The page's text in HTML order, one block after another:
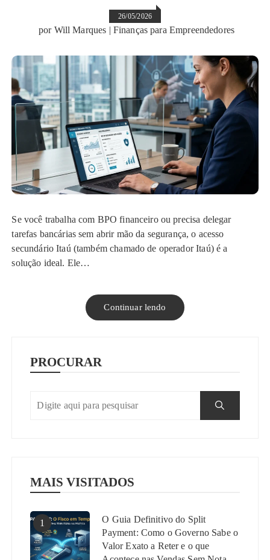
26/05/2026
por Will Marques | Finanças para Empreendedores
Se você trabalha com BPO financeiro ou precisa delegar
tarefas bancárias sem abrir mão da segurança, o acesso
secundário Itaú (também chamado de operador Itaú) é a
solução ideal. Ele…
Continuar lendo
PROCURAR
MAIS VISITADOS
1
O Guia Definitivo do Split
Payment: Como o Governo Sabe o
Valor Exato a Reter e o que